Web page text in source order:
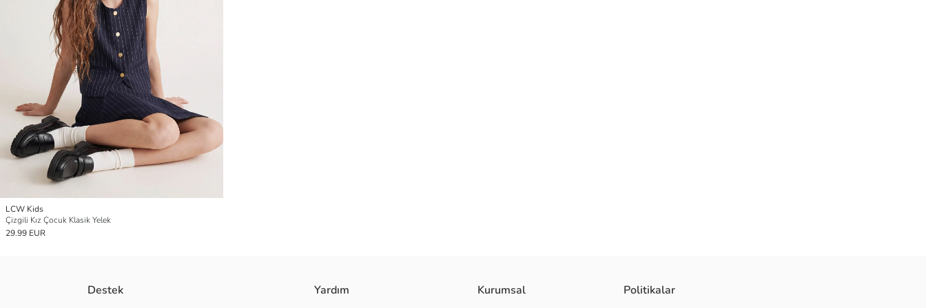
LCW Kids
Çizgili Kız Çocuk Klasik Yelek
29.99 EUR
Destek Yardım Kurumsal Politikalar